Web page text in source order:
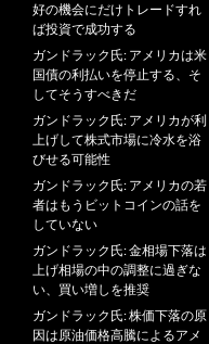
好の機会にだけトレードすれ
ば投資で成功する
ガンドラック氏: アメリカは米
国債の利払いを停止する、そ
してそうすべきだ
ガンドラック氏: アメリカが利
上げして株式市場に冷水を浴
びせる可能性
ガンドラック氏: アメリカの若
者はもうビットコインの話を
していない
ガンドラック氏: 金相場下落は
上げ相場の中の調整に過ぎな
い、買い増しを推奨
ガンドラック氏: 株価下落の原
因は原油価格高騰によるアメ